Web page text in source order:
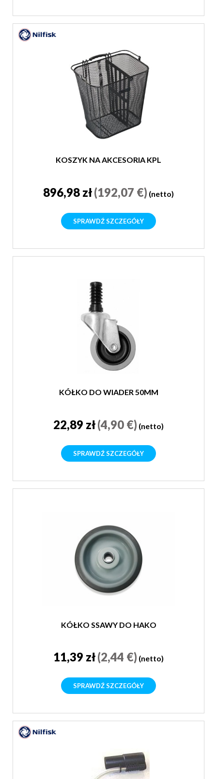
KOSZYK NA AKCESORIA KPL
896,98 zł(192,07 €) (netto)
SPRAWDŹ SZCZEGÓŁY
KÓŁKO DO WIADER 50MM
22,89 zł(4,90 €) (netto)
SPRAWDŹ SZCZEGÓŁY
KÓŁKO SSAWY DO HAKO
11,39 zł(2,44 €) (netto)
SPRAWDŹ SZCZEGÓŁY